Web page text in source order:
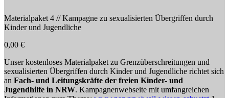
Materialpaket 4 // Kampagne zu sexualisierten Übergriffen durch
Kinder und Jugendliche
0,00 €
Unser kostenloses Materialpaket zu Grenzüberschreitungen und
sexualisierten Übergriffen durch Kinder und Jugendliche richtet sich
an Fach- und Leitungskräfte der freien Kinder- und
Jugendhilfe in NRW. Kampagnenwebseite mit umfangreichen